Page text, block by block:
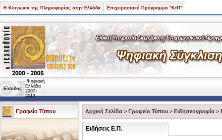
Η Κοινωνία της Πληροφορίας στην Ελλάδα Επιχειρησιακό Πρόγραμμα "ΚτΠ"
Είσοδος
Ψηφιακή
Ελλάδα
2007-
2013
Γραφείο Τύπου Αρχική Σελίδα > Γραφείο Τύπου > Ειδησεογραφία >
Ειδήσεις Ε.Π.